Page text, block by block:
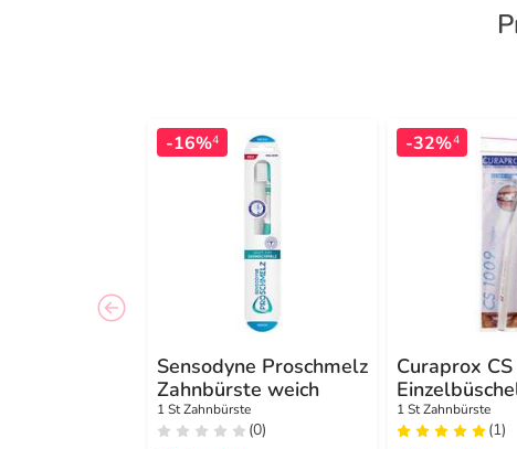
-16%4
Sensodyne Proschmelz
Zahnbürste weich
1 St Zahnbürste
(0)
-32%4
Curaprox
te mit Soft
1 St Zahnbürste
(1)